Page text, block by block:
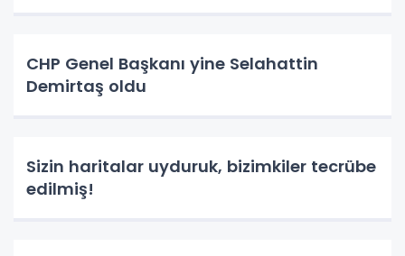
CHP Genel Başkanı yine Selahattin
Demirtaş oldu
Sizin haritalar uyduruk, bizimkiler tecrübe
edilmiş!